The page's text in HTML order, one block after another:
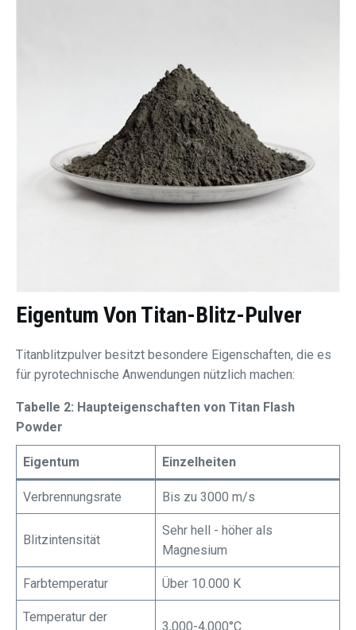
Eigentum Von Titan-Blitz-Pulver
Titanblitzpulver besitzt besondere Eigenschaften, die es
für pyrotechnische Anwendungen nützlich machen:
Tabelle 2: Haupteigenschaften von Titan Flash
Powder
Eigentum Einzelheiten
Verbrennungsrate Bis zu 3000 m/s
Blitzintensität
Sehr hell - höher als
Magnesium
Farbtemperatur Über 10.000 K
Temperatur der
3,000-4,000°C